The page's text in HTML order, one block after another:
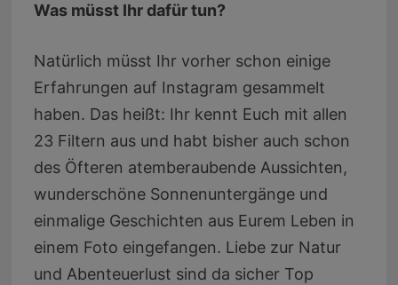
Was müsst Ihr dafür tun?
Natürlich müsst Ihr vorher schon einige
Erfahrungen auf Instagram gesammelt
haben. Das heißt: Ihr kennt Euch mit allen
23 Filtern aus und habt bisher auch schon
des Öfteren atemberaubende Aussichten,
wunderschöne Sonnenuntergänge und
einmalige Geschichten aus Eurem Leben in
einem Foto eingefangen. Liebe zur Natur
und Abenteuerlust sind da sicher Top